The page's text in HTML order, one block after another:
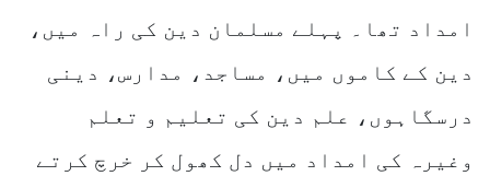
امداد تھا۔ پہلے مسلمان دین کی راہ میں،
دین کے کاموں میں، مساجد، مدارس، دینی
درسگاہوں، علم دین کی تعلیم و تعلم
وغیرہ کی امداد میں دل کھول کر خرچ کرتے